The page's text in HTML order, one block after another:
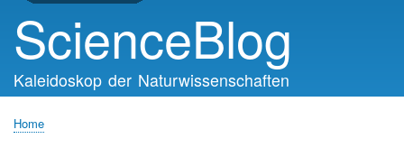
ScienceBlog
Kaleidoskop der Naturwissenschaften
Home